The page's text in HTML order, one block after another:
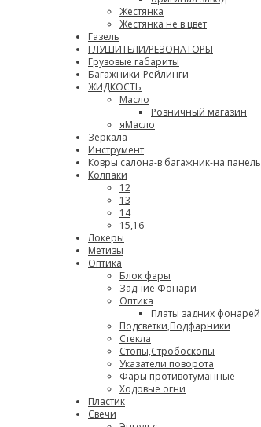
Жестянка
Жестянка не в цвет
Газель
ГЛУШИТЕЛИ/РЕЗОНАТОРЫ
Грузовые габариты
Багажники-Рейлинги
ЖИДКОСТЬ
Масло
Розничный магазин
яМасло
Зеркала
Инструмент
Ковры салона-в багажник-на панель
Колпаки
12
13
14
15,16
Локеры
Метизы
Оптика
Блок фары
Задние Фонари
Оптика
Платы задних фонарей
Подсветки,Подфарники
Стекла
Стопы,Стробоскопы
Указатели поворота
Фары противотуманные
Ходовые огни
Пластик
Свечи